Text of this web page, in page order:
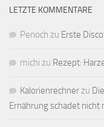
LETZTE KOMMENTARE
Penoch zu Erste
michi zu Rezept:
Kalorienrechnerzu
Ernährung schadet nicht